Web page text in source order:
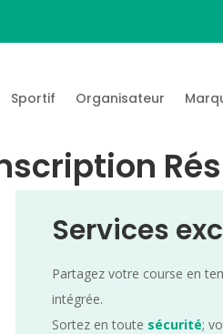
Sportif Organisateur
Services
Partagez votre course en
intégrée.
Sortez en toute sécurité;